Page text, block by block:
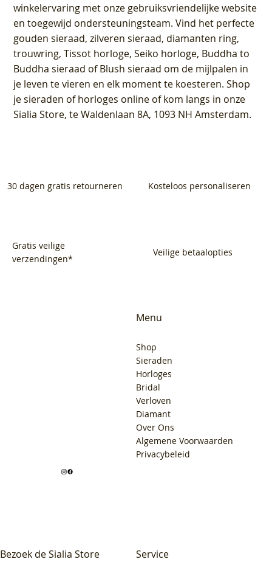
winkelervaring met onze gebruiksvriendelijke website
en toegewijd ondersteuningsteam. Vind het perfecte
gouden sieraad, zilveren sieraad, diamanten ring,
trouwring, Tissot horloge, Seiko horloge, Buddha to
Buddha sieraad of Blush sieraad om de mijlpalen in
je leven te vieren en elk moment te koesteren. Shop
je sieraden of horloges online of kom langs in onze
Sialia Store, te Waldenlaan 8A, 1093 NH Amsterdam.
30 dagen gratis retourneren Kosteloos personaliseren
Gratis veilige
verzendingen*
Veilige betaalopties
Bezoek de Sialia Store
Menu
Shop
Sieraden
Horloges
Bridal
Verloven
Diamant
Over Ons
Algemene Voorwaarden
Privacybeleid
Service